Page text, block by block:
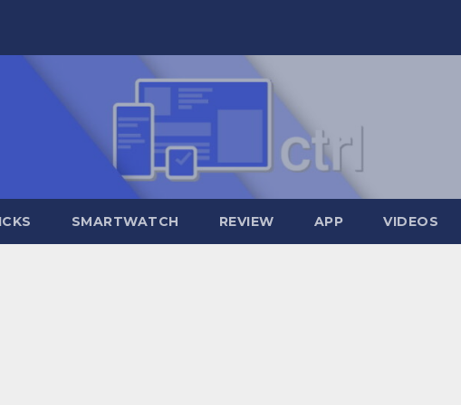
SMARTWATCH REVIEW APP VIDEOS